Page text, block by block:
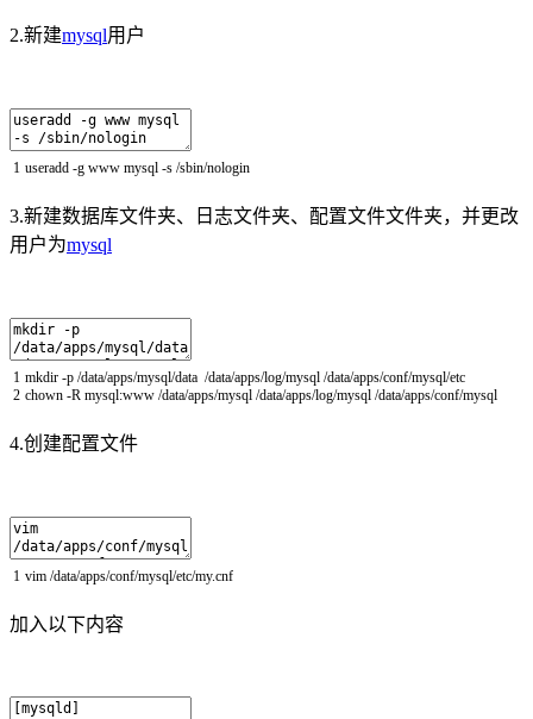
2.新建mysql用户
1 useradd -g www mysql -s /sbin/nologin
3.新建数据库文件夹、日志文件夹、配置文件文件夹，并更改
用户为mysql
1
2
mkdir -p /data/apps/mysql/data /data/apps/log/mysql /data/apps/conf/mysql/etc
chown -R mysql:www /data/apps/mysql /data/apps/log/mysql /data/apps/conf/mysql
4.创建配置文件
1 vim /data/apps/conf/mysql/etc/my.cnf
加入以下内容